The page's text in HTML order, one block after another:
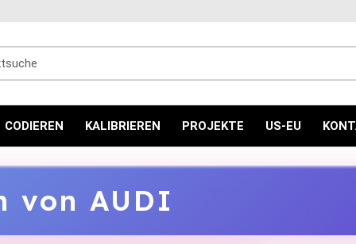
CODIEREN KALIBRIEREN PROJEKTE US-EU
von AUDI